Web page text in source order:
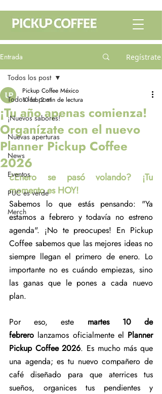
Entrada Regístrate
Todos los post
¡Nuevos sabores!
Nuevas aperturas
News
Eventos
PUC es verde
Merch
Todos los post
¡Tu año apenas comienza!
Organízate con el nuevo
Planner Pickup Coffee
2026
Pickup Coffee México
10 feb 2 min de lectura
¿Enero se pasó volando? ¡Tu
momento es HOY!
Sabemos lo que estás pensando: "Ya
estamos a febrero y todavía no estreno
agenda". ¡No te preocupes! En Pickup
Coffee sabemos que las mejores ideas no
siempre llegan el primero de enero. Lo
importante no es cuándo empiezas, sino
las ganas que le pones a cada nuevo
plan.
Por eso, este martes 10 de
febrero lanzamos oficialmente el Planner
Pickup Coffee 2026. Es mucho más que
una agenda; es tu nuevo compañero de
café diseñado para que aterrices tus
sueños, organices tus pendientes y